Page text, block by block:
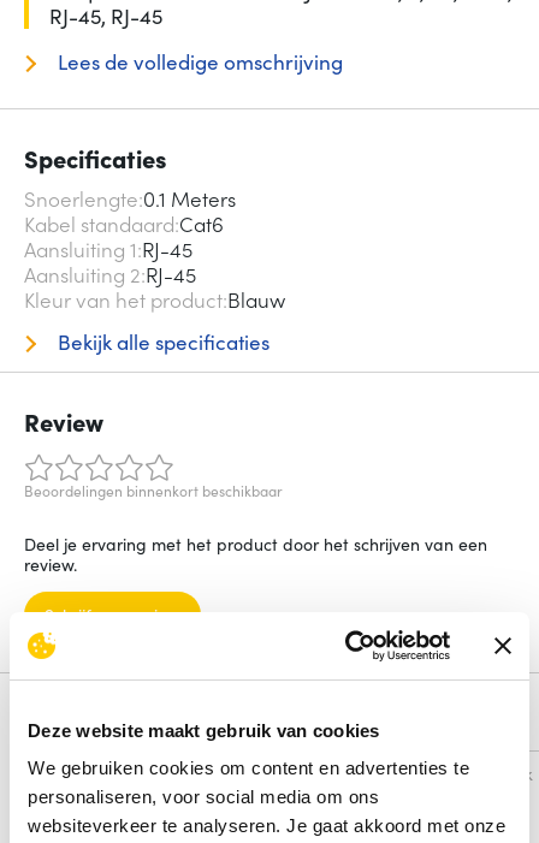
Deze website maakt gebruik van cookies
We gebruiken cookies om content en advertenties te
personaliseren, voor social media om ons
websiteverkeer te analyseren. Je gaat akkoord met onze
RJ-45, RJ-45
Lees de volledige omschrijving
Specificaties
Snoerlengte 0.1 Meters
Kabel standaard Cat6
Aansluiting 1 RJ-45
Aansluiting 2 RJ-45
Kleur van het product Blauw
Bekijk alle specificaties
Review
Beoordelingen binnenkort beschikbaar
Deel je ervaring met het product door het schrijven van een
review.
Schrijf een review
Alternatieven
Vergelijk Vergelijk